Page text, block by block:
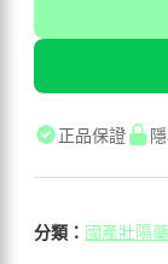
正品保證
分類： 國產壯陽藥